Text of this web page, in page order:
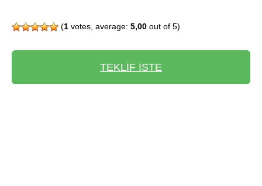
(1 votes, average: 5,00 out of 5)
TEKLİF İSTE